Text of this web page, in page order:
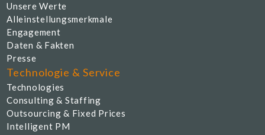
Unsere Werte
Alleinstellungsmerkmale
Engagement
Daten & Fakten
Presse
Technologie & Service
Technologies
Consulting & Staffing
Outsourcing & Fixed Prices
Intelligent PM